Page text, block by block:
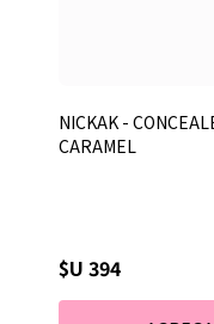
NICKAK -
CARAMEL
$U 394